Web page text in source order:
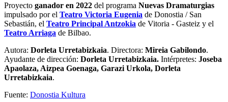
Proyecto ganador en 2022 del programa Nuevas Dramaturgias
impulsado por el Teatro Victoria Eugenia de Donostia / San
Sebastián, el Teatro Principal Antzokia de Vitoria - Gasteiz y el
Teatro Arriaga de Bilbao.
Autora: Dorleta Urretabizkaia. Directora: Mireia Gabilondo.
Ayudante de dirección: Dorleta Urretabizkaia. Intérpretes: Joseba
Apaolaza, Aizpea Goenaga, Garazi Urkola, Dorleta
Urretabizkaia.
Fuente: Donostia Kultura